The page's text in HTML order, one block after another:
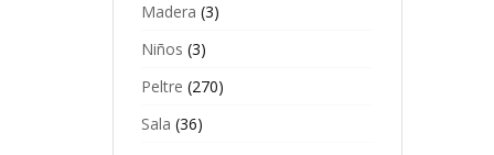
Madera (3)
Niños (3)
Peltre (270)
Sala (36)